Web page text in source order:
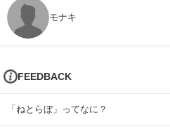
モナキ
FEEDBACK
「ねとらぼ」ってなに？